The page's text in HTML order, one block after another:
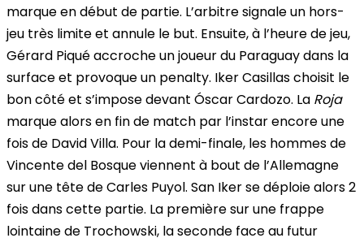
marque en début de partie. L’arbitre signale un hors-
jeu très limite et annule le but. Ensuite, à l’heure de jeu,
Gérard Piqué accroche un joueur du Paraguay dans la
surface et provoque un penalty. Iker Casillas choisit le
bon côté et s’impose devant Óscar Cardozo. La Roja
marque alors en fin de match par l’instar encore une
fois de David Villa. Pour la demi-finale, les hommes de
Vincente del Bosque viennent à bout de l’Allemagne
sur une tête de Carles Puyol. San Iker se déploie alors 2
fois dans cette partie. La première sur une frappe
lointaine de Trochowski, la seconde face au futur